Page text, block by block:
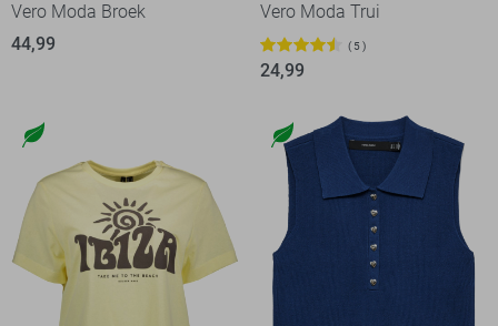
Vero Moda Broek
44,99
Vero Moda Trui
5
24,99